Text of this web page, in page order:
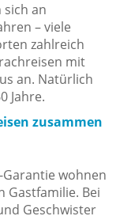
sich an
– viele
zahlreich
mit
an. Natürlich
Jahre.
zusammen
wohnen
Gastfamilie. Bei
Geschwister